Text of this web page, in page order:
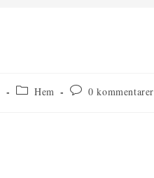
Inläggskategori:
Hem
Kommentarer
0 kommentarer